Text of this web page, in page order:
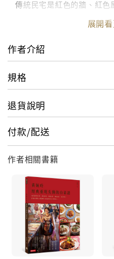
傳統民宅是紅色的牆、紅色
凰樹，所以一到夏天，整
其實的戀戀「紅城」，而
人世間「紅塵」的縮影。
所紀錄的內容，能讓讀者
展開
作者介紹
規格
退貨說明
付款/配送
作者相關書籍